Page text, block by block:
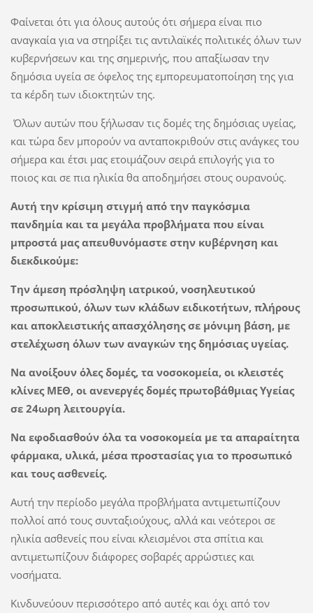
Φαίνεται ότι για όλους αυτούς ότι σήμερα είναι πιο
αναγκαία για να στηρίξει τις αντιλαϊκές πολιτικές όλων των
κυβερνήσεων και της σημερινής, που απαξίωσαν την
δημόσια υγεία σε όφελος της εμπορευματοποίηση της για
τα κέρδη των ιδιοκτητών της.
Όλων αυτών που ξήλωσαν τις δομές της δημόσιας υγείας,
και τώρα δεν μπορούν να ανταποκριθούν στις ανάγκες του
σήμερα και έτσι μας ετοιμάζουν σειρά επιλογής για το
ποιος και σε πια ηλικία θα αποδημήσει στους ουρανούς.
Αυτή την κρίσιμη στιγμή από την παγκόσμια
πανδημία και τα μεγάλα προβλήματα που είναι
μπροστά μας απευθυνόμαστε στην κυβέρνηση και
διεκδικούμε:
Την άμεση πρόσληψη ιατρικού, νοσηλευτικού
προσωπικού, όλων των κλάδων ειδικοτήτων, πλήρους
και αποκλειστικής απασχόλησης σε μόνιμη βάση, με
στελέχωση όλων των αναγκών της δημόσιας υγείας.
Να ανοίξουν όλες δομές, τα νοσοκομεία, οι κλειστές
κλίνες ΜΕΘ, οι ανενεργές δομές πρωτοβάθμιας Υγείας
σε 24ωρη λειτουργία.
Να εφοδιασθούν όλα τα νοσοκομεία με τα απαραίτητα
φάρμακα, υλικά, μέσα προστασίας για το προσωπικό
και τους ασθενείς.
Αυτή την περίοδο μεγάλα προβλήματα αντιμετωπίζουν
πολλοί από τους συνταξιούχους, αλλά και νεότεροι σε
ηλικία ασθενείς που είναι κλεισμένοι στα σπίτια και
αντιμετωπίζουν διάφορες σοβαρές αρρώστιες και
νοσήματα.
Κινδυνεύουν περισσότερο από αυτές και όχι από τον